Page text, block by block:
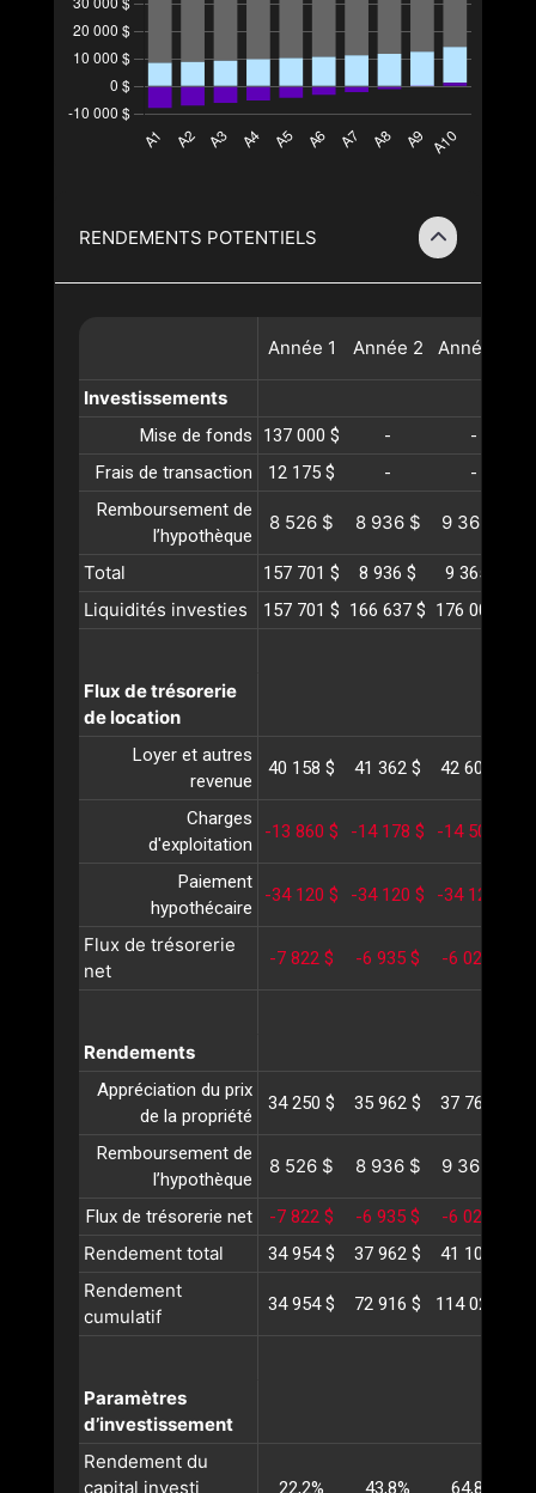
RENDEMENTS POTENTIELS
Année 1 Année 2 Année
Investissements
Mise de fonds 137 000 $ -
-
Frais de transaction
12 175 $ -
-
Remboursement de
l’hypothèque
8 526 $ 8 936 $ 9 365 $
Total 157 701 $ 8 936 $ 9 365 $
Liquidités investies 157 701 $ 166 637 $ 176 002 $
Flux de trésorerie
de location
Loyer et autres
revenue
40 158 $ 41 362 $ 42 603 $
Charges
d'exploitation
-13 860 $ -14 178 $ -14 504 $
Paiement
hypothécaire
-34 120 $ -34 120 $ -34 120 $
Flux de trésorerie
net
-7 822 $ -6 935 $ -6 021 $
Rendements
Appréciation du prix
de la propriété
34 250 $ 35 962 $ 37 760 $
Remboursement de
l’hypothèque
8 526 $ 8 936 $ 9 365 $
Flux de trésorerie net -7 822 $ -6 935 $ -6 021 $
Rendement total 34 954 $ 37 962 $ 41 104 $
Rendement
cumulatif
34 954 $ 72 916 $ 114 021 $
Paramètres
d’investissement
Rendement du
capital investi